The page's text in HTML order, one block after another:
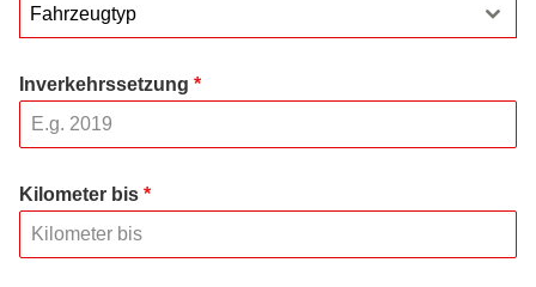
Fahrzeugtyp
Inverkehrssetzung *
Kilometer bis *